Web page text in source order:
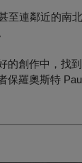
至連鄰近的南
的創作中，找
羅奧斯特